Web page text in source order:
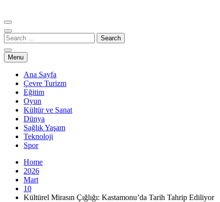
Menu
Ana Sayfa
Çevre Turizm
Eğitim
Oyun
Kültür ve Sanat
Dünya
Sağlık Yaşam
Teknoloji
Spor
Home
2026
Mart
10
Kültürel Mirasın Çığlığı: Kastamonu’da Tarih Tahrip Ediliyor